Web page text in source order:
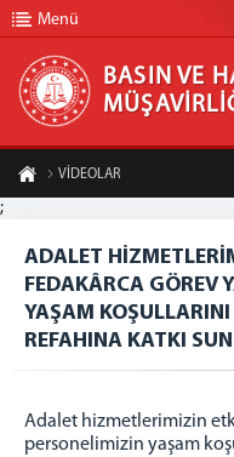
BASIN VE HALKLA
ANA SAYFA
MÜŞAVİRLİĞİMİZ
HABER ARŞİVİ
FOTOĞRAF ARŞİVİ
BÜLTEN
Menü
BASIN VE
VİDEOLAR
PERSONELİMİZİN YAŞAM
;
ADALET
FEDAKÂRCA GÖREV
YAŞAM
REFAHINA KATKI
Adalet hizmetlerimizin
personelimizin yaşam